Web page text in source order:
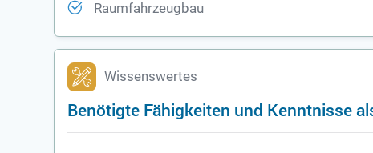
Raumfahrzeugbau
Wissenswertes
Benötigte Fähigkeiten und Kenntnisse